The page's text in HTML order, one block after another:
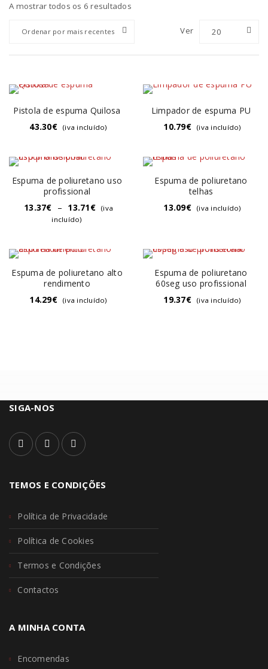
A mostrar todos os 6 resultados
Ordenar por mais recentes Ver 20
Pistola de espuma Quilosa
43.30€ (iva incluído)
Limpador de espuma PU
10.79€ (iva incluído)
Espuma de poliuretano uso
profissional
13.37€ – 13.71€
(iva
incluído)
Espuma de poliuretano
telhas
13.09€ (iva incluído)
Espuma de poliuretano alto
rendimento
14.29€ (iva incluído)
Espuma de poliuretano
60seg uso profissional
19.37€ (iva incluído)
SIGA-NOS
TEMOS E CONDIÇÕES
Política de Privacidade
Política de Cookies
Termos e Condições
Contactos
A MINHA CONTA
Encomendas